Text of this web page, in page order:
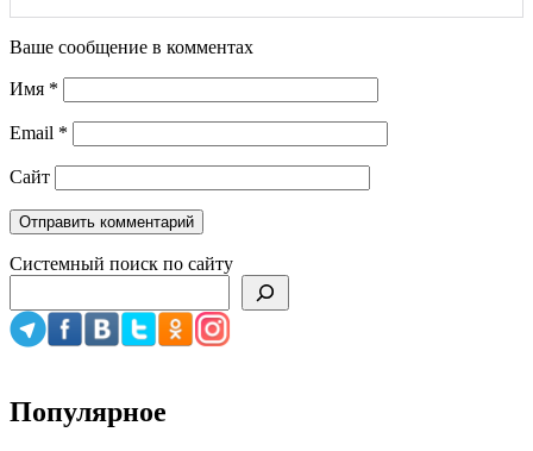
Ваше сообщение в комментах
Имя *
Email *
Сайт
Системный поиск по сайту
Популярное